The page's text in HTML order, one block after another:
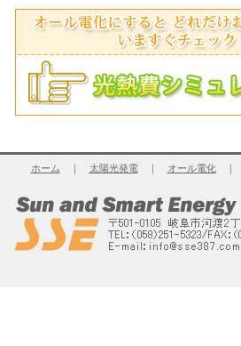
ホーム ｜ 太陽光発電｜ オール電化｜